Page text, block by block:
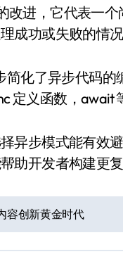
改进，它代表一
成功或失败的情
简化了异步代码
定义函数，await
异步模式能有效
助开发者构建更复
容创新黄金时代